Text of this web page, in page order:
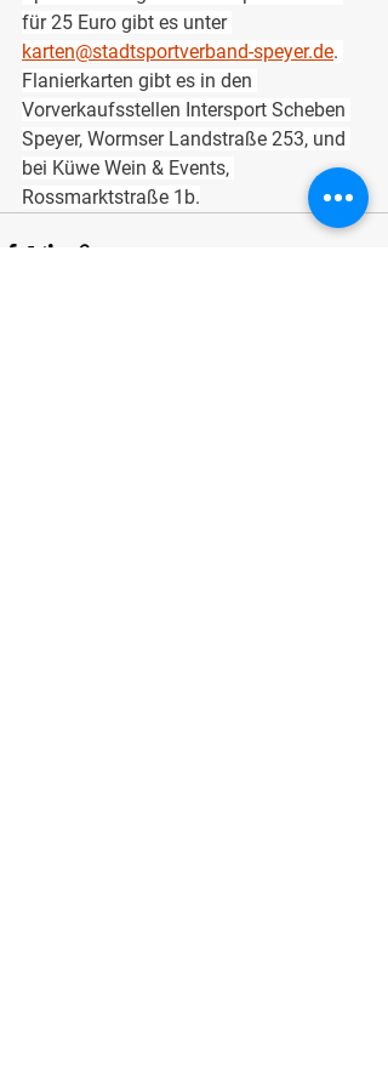
für 25 Euro gibt es unter
karten@stadtsportverband-speyer.de.
Flanierkarten gibt es in den
Vorverkaufsstellen Intersport Scheben
Speyer, Wormser Landstraße 253, und
bei Küwe Wein & Events,
Rossmarktstraße 1b.